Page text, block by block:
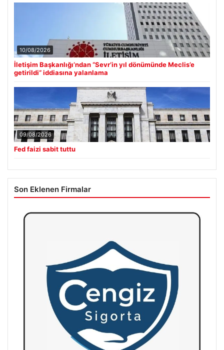
10/08/2026
İletişim Başkanlığı’ndan “Sevr’in yıl dönümünde Meclis’e
getirildi” iddiasına yalanlama
09/08/2026
Fed faizi sabit tuttu
Son Eklenen Firmalar